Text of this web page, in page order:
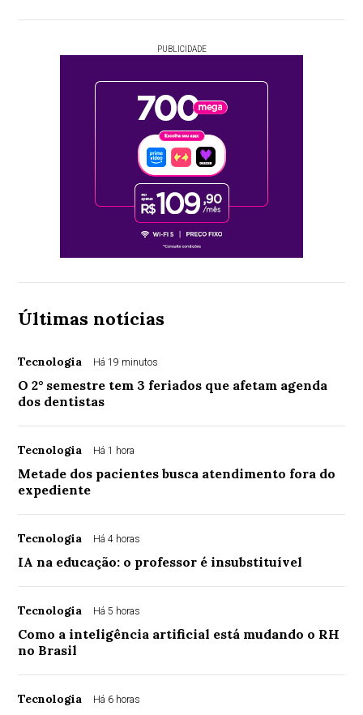
PUBLICIDADE
Últimas notícias
Tecnologia Há 19 minutos
O 2° semestre tem 3 feriados que afetam agenda
dos dentistas
Tecnologia Há 1 hora
Metade dos pacientes busca atendimento fora do
expediente
Tecnologia Há 4 horas
IA na educação: o professor é insubstituível
Tecnologia Há 5 horas
Como a inteligência artificial está mudando o RH
no Brasil
Tecnologia Há 6 horas